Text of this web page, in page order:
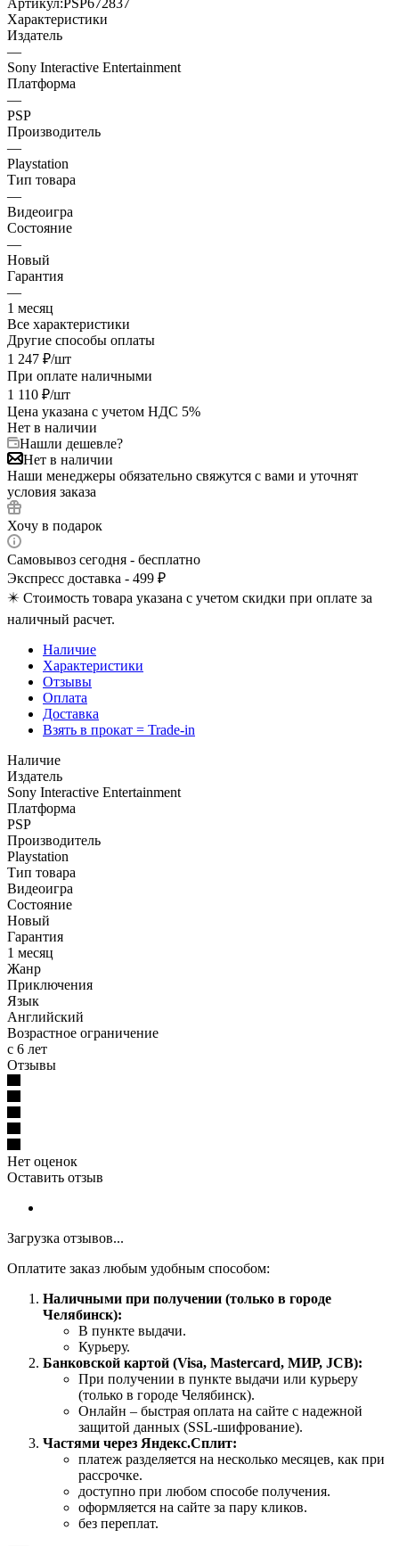
Характеристики
Издатель
—
Sony Interactive Entertainment
Платформа
—
PSP
Производитель
—
Playstation
Тип товара
—
Видеоигра
Состояние
—
Новый
Гарантия
—
1 месяц
Все характеристики
Другие способы оплаты
1 247 ₽/шт
При оплате наличными
1 110 ₽/шт
Цена указана с учетом НДС 5%
Нет в наличии
Нашли дешевле?
Нет в наличии
Наши менеджеры обязательно свяжутся с вами и уточнят
условия заказа
Хочу в подарок
Самовывоз сегодня - бесплатно
Экспресс доставка - 499 ₽
✴️ Стоимость товара указана с учетом скидки при оплате за
наличный расчет.
Наличие
Характеристики
Отзывы
Оплата
Доставка
Взять в прокат = Trade-in
Наличие
Издатель
Sony Interactive Entertainment
Платформа
PSP
Производитель
Playstation
Тип товара
Видеоигра
Состояние
Новый
Гарантия
1 месяц
Жанр
Приключения
Язык
Английский
Возрастное ограничение
с 6 лет
Отзывы
Нет оценок
Оставить отзыв
Загрузка отзывов...
Оплатите заказ любым удобным способом:
Наличными при получении (только в городе
Челябинск):
В пункте выдачи.
Курьеру.
Банковской картой (Visa, Mastercard, МИР, JCB):
При получении в пункте выдачи или курьеру
(только в городе Челябинск).
Онлайн – быстрая оплата на сайте с надежной
защитой данных (SSL-шифрование).
Частями через Яндекс.Сплит:
платеж разделяется на несколько месяцев, как при
рассрочке.
доступно при любом способе получения.
оформляется на сайте за пару кликов.
без переплат.